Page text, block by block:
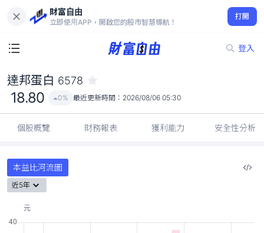
財富自由
立即使用APP，開啟您的股市智慧導航！
打開
登入
18.80
0%
達邦蛋白 6578
18.80 0% 最近更新時間： 2026/08/06 05:30
個股概覽 財務報表 獲利能力 安全性分析
本益比河流圖
近5年